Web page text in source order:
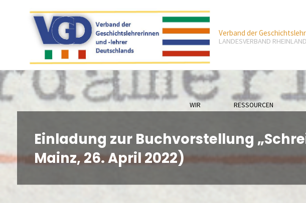
Verband der
LANDESVERBAND
WIR RESSOURCEN
Einladung zur Buchvorstellung
Mainz, 26. April 2022)